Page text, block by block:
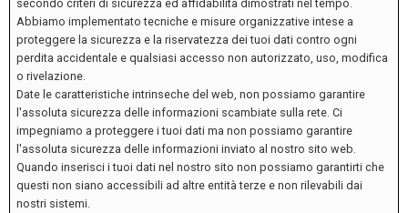
secondo criteri di sicurezza ed affidabilità dimostrati nel tempo.
Abbiamo implementato tecniche e misure organizzative intese a
proteggere la sicurezza e la riservatezza dei tuoi dati contro ogni
perdita accidentale e qualsiasi accesso non autorizzato, uso, modifica
o rivelazione.
Date le caratteristiche intrinseche del web, non possiamo garantire
l'assoluta sicurezza delle informazioni scambiate sulla rete. Ci
impegniamo a proteggere i tuoi dati ma non possiamo garantire
l'assoluta sicurezza delle informazioni inviato al nostro sito web.
Quando inserisci i tuoi dati nel nostro sito non possiamo garantirti che
questi non siano accessibili ad altre entità terze e non rilevabili dai
nostri sistemi.